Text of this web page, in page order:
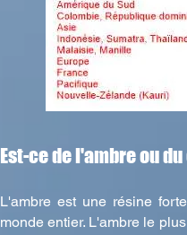
Est-ce de l'ambre ou
L'ambre est une résine
monde entier. L'ambre le